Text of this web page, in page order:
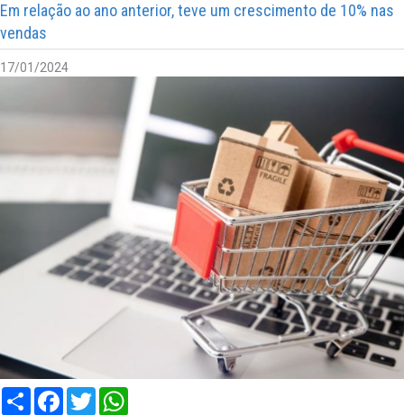
Em relação ao ano anterior, teve um crescimento de 10% nas
vendas
17/01/2024
Compartilhar
Facebook
Twitter